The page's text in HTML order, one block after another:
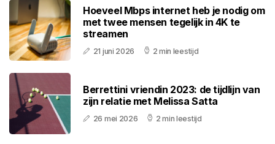
Hoeveel Mbps internet heb je nodig om
met twee mensen tegelijk in 4K te
streamen
21 juni 2026 2 min leestijd
Berrettini vriendin 2023: de tijdlijn van
zijn relatie met Melissa Satta
26 mei 2026 2 min leestijd